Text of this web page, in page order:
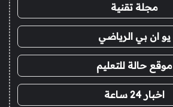
مجلة تقنية
يو ان بي الرياضي
موقع حالة للتعليم
اخبار 24 ساعة